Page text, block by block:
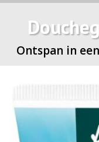
Ontspan in